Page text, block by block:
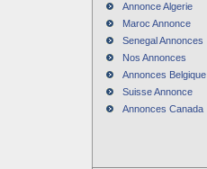
Annonce Algerie
Maroc Annonce
Senegal Annonces
Nos Annonces
Annonces Belgique
Suisse Annonce
Annonces Canada